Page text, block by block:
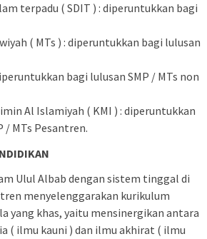
terpadu ( SDIT ) : diperuntukkan bagi
( MTs ) : diperuntukkan bagi lulusan
bagi lulusan SMP / MTs non
Al Islamiyah ( KMI ) : diperuntukkan
/ MTs Pesantren.
Ulul Albab dengan sistem tinggal di
menyelenggarakan kurikulum
yang khas, yaitu mensinergikan antara
( ilmu kauni ) dan ilmu akhirat ( ilmu